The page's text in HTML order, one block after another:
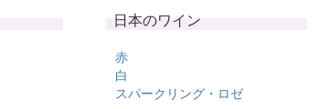
日本のワイン
赤
白
スパークリング・ロゼ